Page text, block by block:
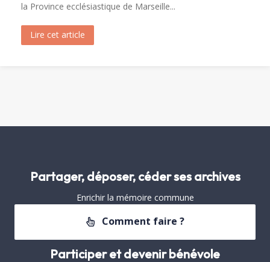
la Province ecclésiastique de Marseille...
Lire cet article
Partager, déposer, céder ses archives
Enrichir la mémoire commune
Comment faire ?
Participer et devenir bénévole